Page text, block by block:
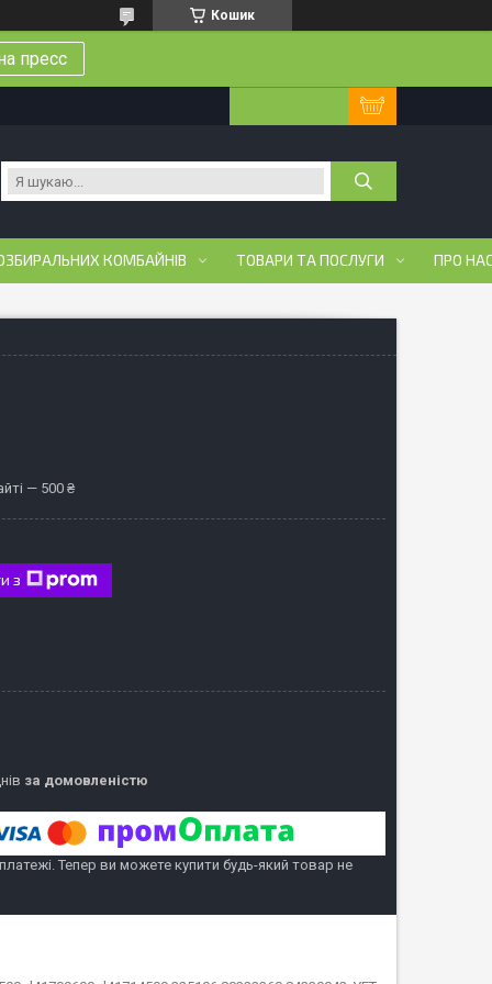
Кошик
пресс
КОМБАЙНІВ ТОВАРИ ТА ПОСЛУГИ ПРО
— 500 ₴
з
за домовленістю
Тепер ви можете купити будь-який товар не